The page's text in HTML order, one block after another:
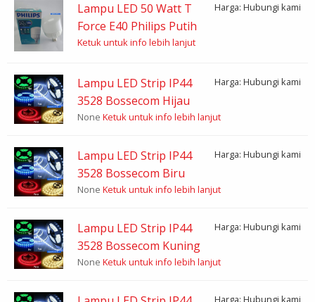
Lampu LED 50 Watt T
Force E40 Philips Putih
Harga: Hubungi kami
Ketuk untuk info lebih lanjut
Lampu LED Strip IP44
3528 Bossecom Hijau
Harga: Hubungi kami
None Ketuk untuk info lebih lanjut
Lampu LED Strip IP44
3528 Bossecom Biru
Harga: Hubungi kami
None Ketuk untuk info lebih lanjut
Lampu LED Strip IP44
3528 Bossecom Kuning
Harga: Hubungi kami
None Ketuk untuk info lebih lanjut
Harga: Hubungi kami